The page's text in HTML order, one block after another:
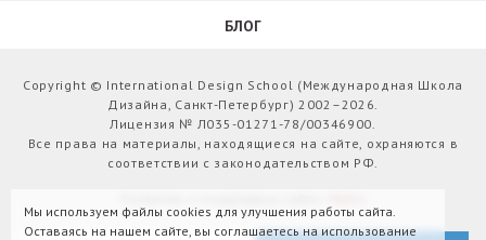
БЛОГ
Copyright © International Design School (Международная Школа
Дизайна, Санкт-Петербург) 2002–2026.
Лицензия № Л035-01271-78/00346900.
Все права на материалы, находящиеся на сайте, охраняются в
соответствии с законодательством РФ.
Мы используем файлы cookies для улучшения работы сайта.
Оставаясь на нашем сайте, вы соглашаетесь на использование